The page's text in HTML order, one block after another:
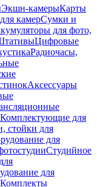
Экшн-камерыКарты
камерСумки и
для фото,
Цифровые
Радиочасы,
Аксессуары
Комплектующие для
стойки для
для
Студийное
для
Комплекты